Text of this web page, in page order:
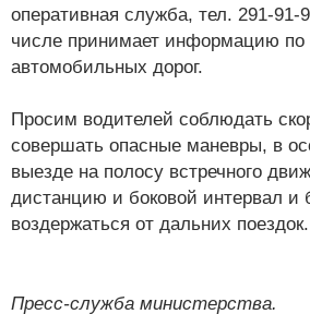
оперативная служба, тел. 291-91-
числе принимает информацию по
автомобильных дорог.
Просим водителей соблюдать
совершать опасные маневры, в
выезде на полосу встречного
дистанцию и боковой интервал и
воздержаться от дальних поездок.
Пресс-служба министерства.